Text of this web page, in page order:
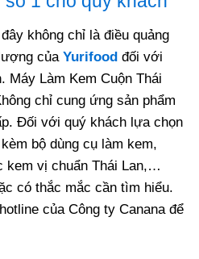
không chỉ là điều quảng
của Yurifood đối với
Máy Làm Kem Cuộn Thái
chỉ cung ứng sản phẩm
Đối với quý khách lựa chọn
bộ dùng cụ làm kem,
kem vị chuẩn Thái Lan,…
có thắc mắc cần tìm hiểu.
của Công ty Canana để